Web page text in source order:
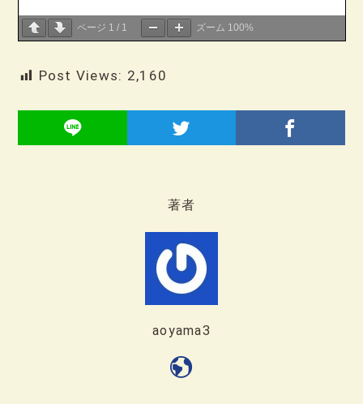
ページ 1 / 1 ズーム 100%
Post Views: 2,160
著者
aoyama3